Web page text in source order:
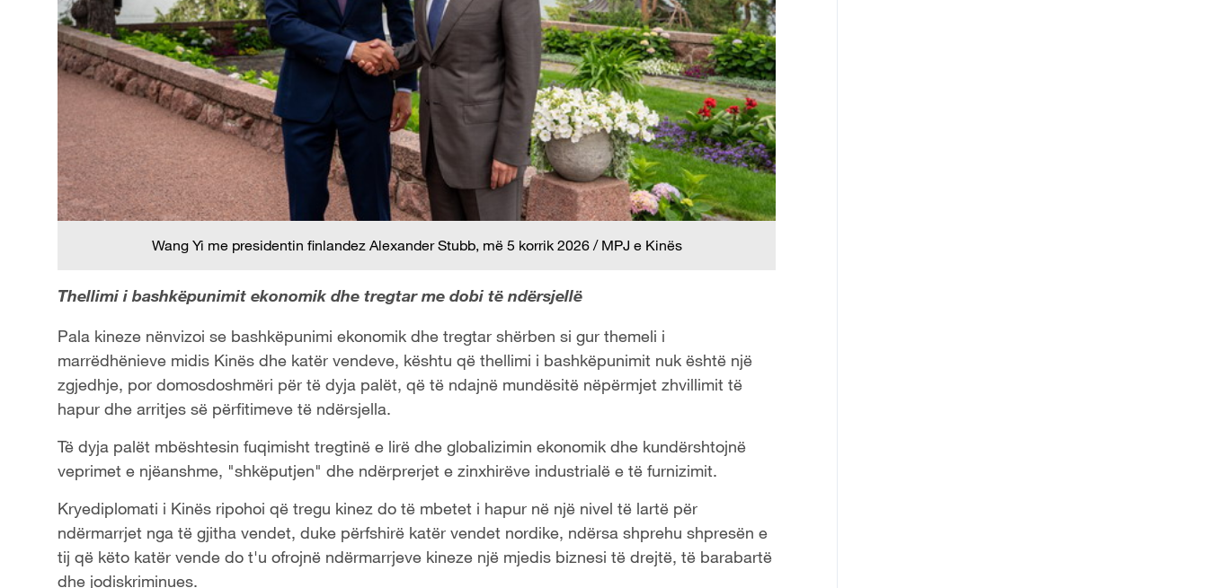
Wang Yi me presidentin finlandez Alexander Stubb, më 5 korrik 2026 / MPJ e Kinës
Thellimi i bashkëpunimit ekonomik dhe tregtar me dobi të ndërsjellë
Pala kineze nënvizoi se bashkëpunimi ekonomik dhe tregtar shërben si gur themeli i
marrëdhënieve midis Kinës dhe katër vendeve, kështu që thellimi i bashkëpunimit nuk është një
zgjedhje, por domosdoshmëri për të dyja palët, që të ndajnë mundësitë nëpërmjet zhvillimit të
hapur dhe arritjes së përfitimeve të ndërsjella.
Të dyja palët mbështesin fuqimisht tregtinë e lirë dhe globalizimin ekonomik dhe kundërshtojnë
veprimet e njëanshme, "shkëputjen" dhe ndërprerjet e zinxhirëve industrialë e të furnizimit.
Kryediplomati i Kinës ripohoi që tregu kinez do të mbetet i hapur në një nivel të lartë për
ndërmarrjet nga të gjitha vendet, duke përfshirë katër vendet nordike, ndërsa shprehu shpresën e
tij që këto katër vende do t'u ofrojnë ndërmarrjeve kineze një mjedis biznesi të drejtë, të barabartë
dhe jodiskriminues.